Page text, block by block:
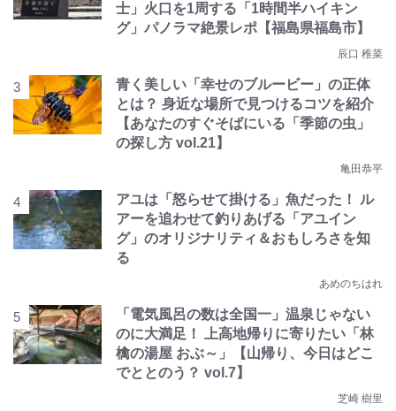
士」火口を1周する「1時間半ハイキン
グ」パノラマ絶景レポ【福島県福島市】
辰口 稚菜
青く美しい「幸せのブルービー」の正体
とは？ 身近な場所で見つけるコツを紹介
【あなたのすぐそばにいる「季節の虫」
の探し方 vol.21】
亀田恭平
アユは「怒らせて掛ける」魚だった！ ル
アーを追わせて釣りあげる「アユイン
グ」のオリジナリティ＆おもしろさを知
る
あめのちはれ
「電気風呂の数は全国一」温泉じゃない
のに大満足！ 上高地帰りに寄りたい「林
檎の湯屋 おぶ～」【山帰り、今日はどこ
でととのう？ vol.7】
芝崎 樹里